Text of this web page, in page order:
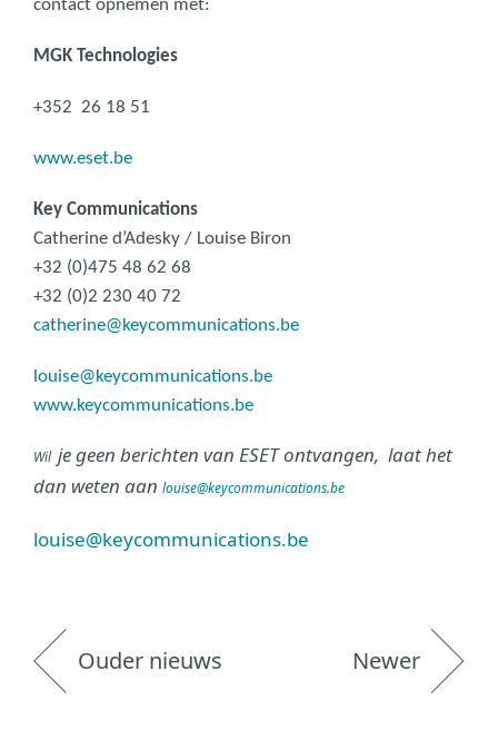
contact opnemen met:
MGK Technologies
+352 26 18 51
www.eset.be
Key Communications
Catherine d’Adesky / Louise Biron
+32 (0)475 48 62 68
+32 (0)2 230 40 72
catherine@keycommunications.be
louise@keycommunications.be
www.keycommunications.be
Wil je geen berichten van ESET ontvangen, laat het
dan weten aan louise@keycommunications.be
louise@keycommunications.be
Ouder nieuws Newer